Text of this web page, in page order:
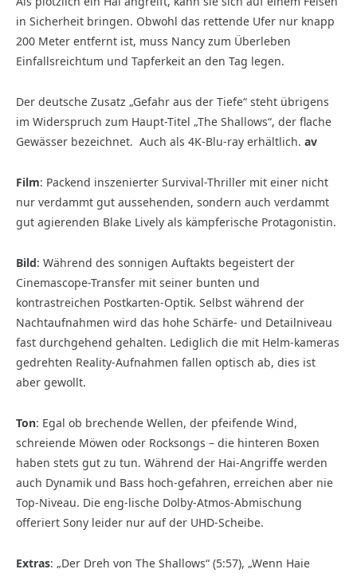
in Sicherheit bringen. Obwohl das rettende Ufer nur knapp
200 Meter entfernt ist, muss Nancy zum Überleben
Einfallsreichtum und Tapferkeit an den Tag legen.
Der deutsche Zusatz „Gefahr aus der Tiefe“ steht übrigens
im Widerspruch zum Haupt-Titel „The Shallows“, der flache
Gewässer bezeichnet. Auch als 4K-Blu-ray erhältlich. av
Film: Packend inszenierter Survival-Thriller mit einer nicht
nur verdammt gut aussehenden, sondern auch verdammt
gut agierenden Blake Lively als kämpferische Protagonistin.
Bild: Während des sonnigen Auftakts begeistert der
Cinemascope-Transfer mit seiner bunten und
kontrastreichen Postkarten-Optik. Selbst während der
Nachtaufnahmen wird das hohe Schärfe- und Detailniveau
fast durchgehend gehalten. Lediglich die mit Helm-kameras
gedrehten Reality-Aufnahmen fallen optisch ab, dies ist
aber gewollt.
Ton: Egal ob brechende Wellen, der pfeifende Wind,
schreiende Möwen oder Rocksongs – die hinteren Boxen
haben stets gut zu tun. Während der Hai-Angriffe werden
auch Dynamik und Bass hoch-gefahren, erreichen aber nie
Top-Niveau. Die eng-lische Dolby-Atmos-Abmischung
offeriert Sony leider nur auf der UHD-Scheibe.
Extras: „Der Dreh von The Shallows“ (5:57), „Wenn Haie